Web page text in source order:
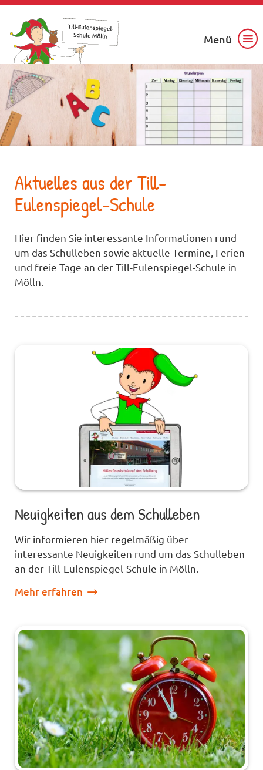
Menü
Aktuelles aus der Till-
Eulenspiegel-Schule
Hier finden Sie interessante Informationen rund
um das Schulleben sowie aktuelle Termine, Ferien
und freie Tage an der Till-Eulenspiegel-Schule in
Mölln.
Neuigkeiten aus dem Schulleben
Wir informieren hier regelmäßig über
interessante Neuigkeiten rund um das Schulleben
an der Till-Eulenspiegel-Schule in Mölln.
Mehr erfahren